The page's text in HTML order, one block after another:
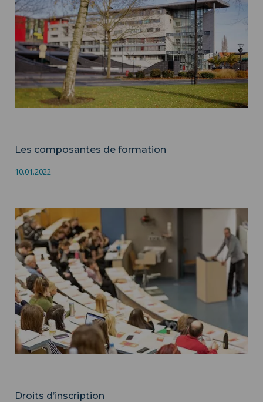
Les composantes de formation
10.01.2022
Droits d’inscription ">
Droits d’inscription